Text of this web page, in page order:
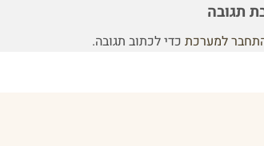
תגובה
למערכת כדי לכתוב תגובה.